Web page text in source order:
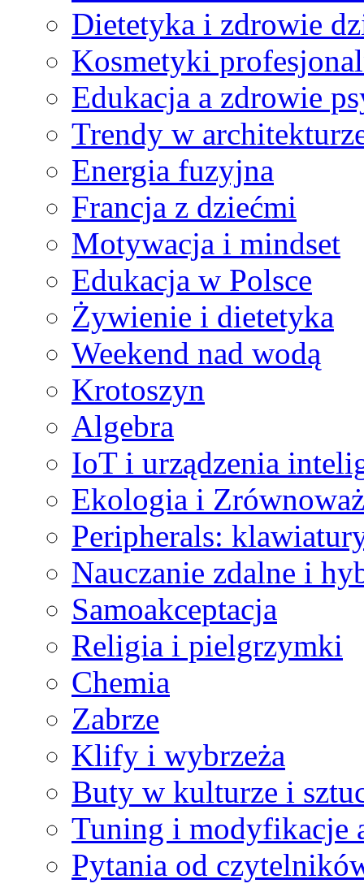
Dietetyka i zdrowie
Kosmetyki
Edukacja a zdrowie
Trendy w
Energia fuzyjna
Francja z dziećmi
Motywacja i mindset
Edukacja w Polsce
Żywienie i dietetyka
Weekend nad wodą
Krotoszyn
Algebra
IoT i urządzenia
Ekologia i
Peripherals:
Nauczanie zdalne i
Samoakceptacja
Religia i pielgrzymki
Chemia
Zabrze
Klify i wybrzeża
Buty w kulturze i
Tuning i modyfikacje
Pytania od